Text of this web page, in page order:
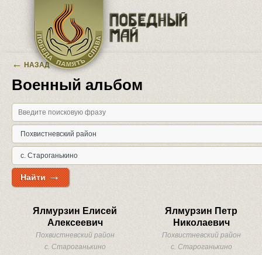
Перейти к основному содержанию
← НАЗАД
Военный альбом
Найти→
Ялмурзин Елисей
Алексеевич
Похвистневский район
с. Староганькино
Ялмурзин Петр
Николаевич
Похвистневский район
с. Староганькино